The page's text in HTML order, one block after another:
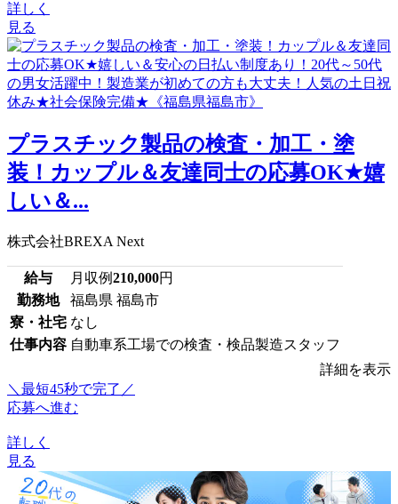
詳しく
見る
プラスチック製品の検査・加工・塗
装！カップル＆友達同士の応募OK★嬉
しい＆...
株式会社BREXA Next
給与 月収例210,000円
勤務地
福島県 福島市
寮・社宅 なし
仕事内容 自動車系工場での検査・検品製造スタッフ
詳細を表示
＼最短45秒で完了／
応募へ進む
詳しく
見る